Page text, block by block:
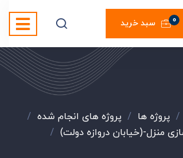
سبد خرید 0
/ پروژه ها / پروژه های انجام شده /
منزل-(خیابان دروازه دولت) /